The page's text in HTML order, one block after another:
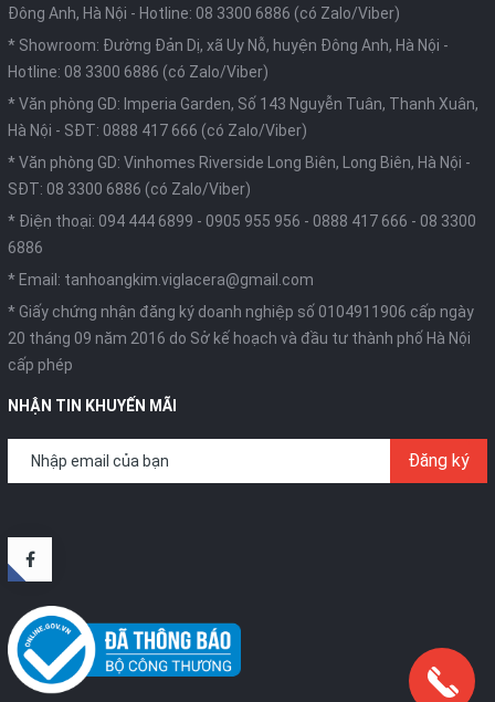
Đông Anh, Hà Nội - Hotline: 08 3300 6886 (có Zalo/Viber)
* Showroom: Đường Đản Dị, xã Uy Nỗ, huyện Đông Anh, Hà Nội -
Hotline: 08 3300 6886 (có Zalo/Viber)
* Văn phòng GD: Imperia Garden, Số 143 Nguyễn Tuân, Thanh Xuân,
Hà Nội - SĐT: 0888 417 666 (có Zalo/Viber)
* Văn phòng GD: Vinhomes Riverside Long Biên, Long Biên, Hà Nội -
SĐT: 08 3300 6886 (có Zalo/Viber)
* Điện thoại: 094 444 6899 - 0905 955 956 - 0888 417 666 - 08 3300
6886
* Email: tanhoangkim.viglacera@gmail.com
* Giấy chứng nhận đăng ký doanh nghiệp số 0104911906 cấp ngày
20 tháng 09 năm 2016 do Sở kế hoạch và đầu tư thành phố Hà Nội
cấp phép
NHẬN TIN KHUYẾN MÃI
Đăng ký